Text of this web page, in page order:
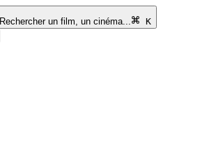
Rechercher un film, un cinéma...
K